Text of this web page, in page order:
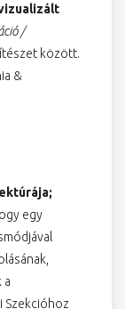
/
között.
&
egy
a
Szekcióhoz